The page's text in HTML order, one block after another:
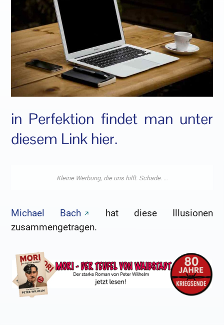
in Perfektion findet man unter
diesem Link hier.
Michael Bach
hat diese Illusionen
zusammengetragen.